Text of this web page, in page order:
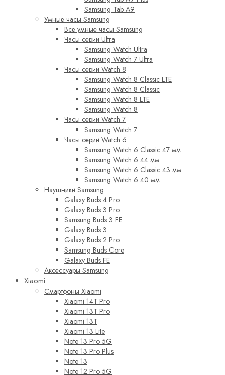
Samsung Tab A9
Умные часы Samsung
Все умные часы Samsung
Часы серии Ultra
Samsung Watch Ultra
Samsung Watch 7 Ultra
Часы серии Watch 8
Samsung Watch 8 Classic LTE
Samsung Watch 8 Classic
Samsung Watch 8 LTE
Samsung Watch 8
Часы серии Watch 7
Samsung Watch 7
Часы серии Watch 6
Samsung Watch 6 Classic 47 мм
Samsung Watch 6 44 мм
Samsung Watch 6 Classic 43 мм
Samsung Watch 6 40 мм
Наушники Samsung
Galaxy Buds 4 Pro
Galaxy Buds 3 Pro
Samsung Buds 3 FE
Galaxy Buds 3
Galaxy Buds 2 Pro
Samsung Buds Core
Galaxy Buds FE
Аксессуары Samsung
Xiaomi
Смартфоны Xiaomi
Xiaomi 14T Pro
Xiaomi 13T Pro
Xiaomi 13T
Xiaomi 13 Lite
Note 13 Pro 5G
Note 13 Pro Plus
Note 13
Note 12 Pro 5G